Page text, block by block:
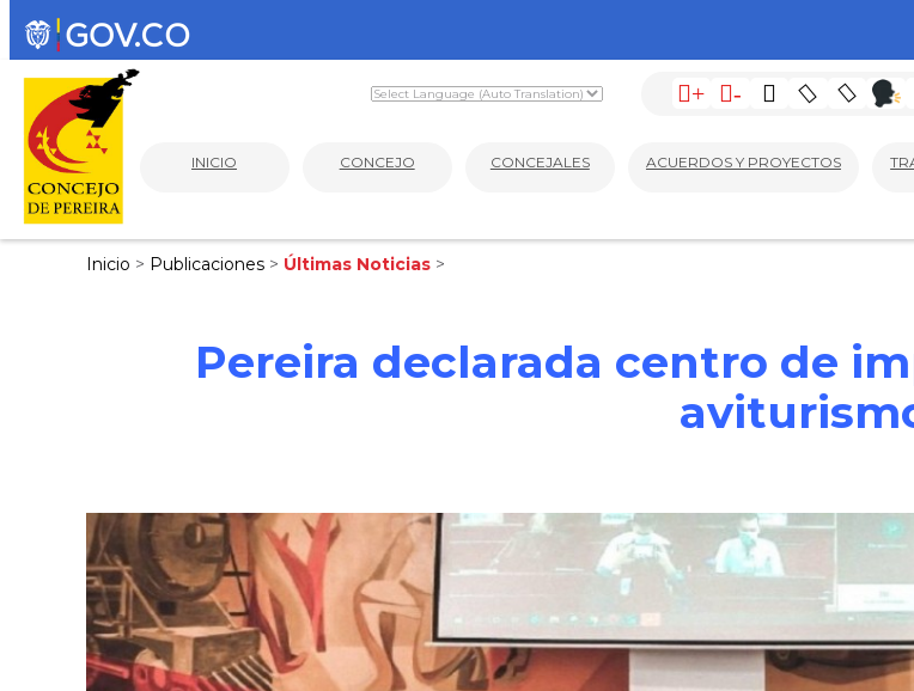
+ -
INICIO CONCEJO CONCEJALES ACUERDOS Y PROYECTOS
Inicio > Publicaciones > Últimas Noticias >
Pereira declarada centro de